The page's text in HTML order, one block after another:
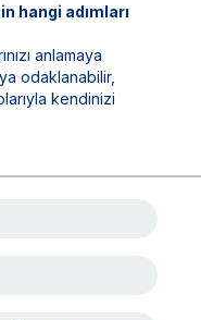
hangi adımları
anlamaya
odaklanabilir,
kendinizi